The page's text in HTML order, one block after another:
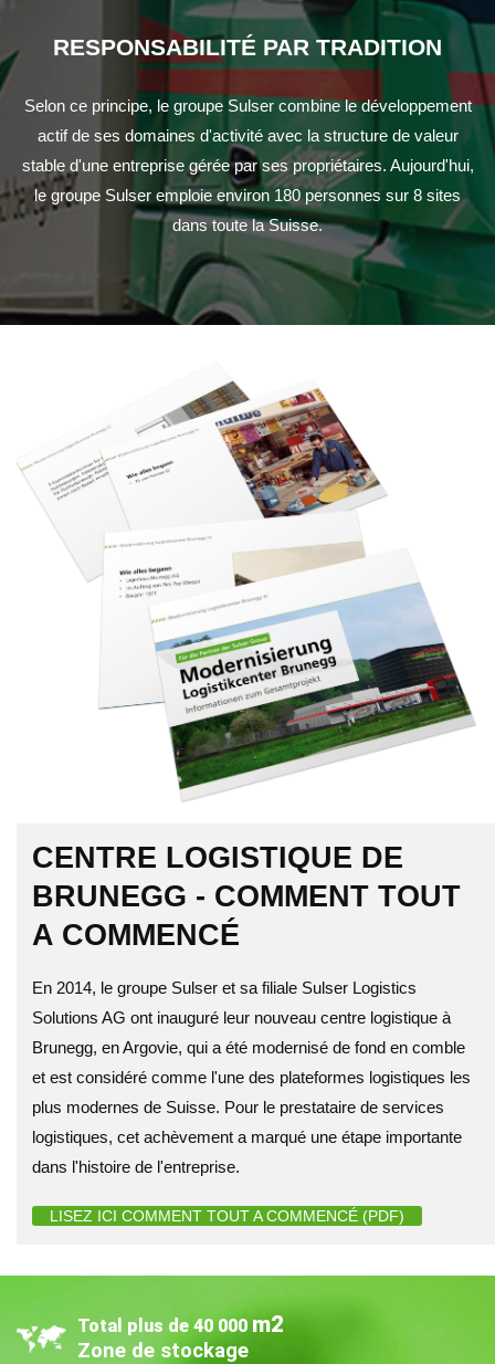
RESPONSABILITÉ PAR TRADITION
Selon ce principe, le groupe Sulser combine le développement
actif de ses domaines d'activité avec la structure de valeur
stable d'une entreprise gérée par ses propriétaires. Aujourd'hui,
le groupe Sulser emploie environ 180 personnes sur 8 sites
dans toute la Suisse.
CENTRE LOGISTIQUE DE
BRUNEGG - COMMENT TOUT
A COMMENCÉ
En 2014, le groupe Sulser et sa filiale Sulser Logistics
Solutions AG ont inauguré leur nouveau centre logistique à
Brunegg, en Argovie, qui a été modernisé de fond en comble
et est considéré comme l'une des plateformes logistiques les
plus modernes de Suisse. Pour le prestataire de services
logistiques, cet achèvement a marqué une étape importante
dans l'histoire de l'entreprise.
LISEZ ICI COMMENT TOUT A COMMENCÉ (PDF)
Total plus de 40 000 m2
Zone de stockage